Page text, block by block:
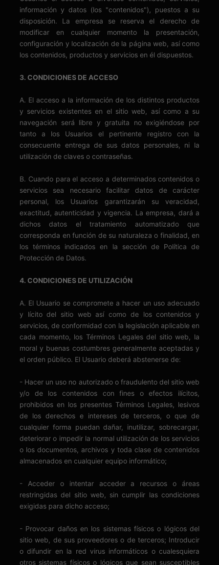
información y datos (los "contenidos"), puestos a su
disposición. La empresa se reserva el derecho de
modificar en cualquier momento la presentación,
configuración y localización de la página web, así como
los contenidos, productos y servicios en él dispuestos.
3. CONDICIONES DE ACCESO
A. El acceso a la información de los distintos productos
y servicios existentes en el sitio web, así como a su
navegación será libre y gratuita no exigiéndose por
tanto a los Usuarios el pertinente registro con la
consecuente entrega de sus datos personales, ni la
utilización de claves o contraseñas.
B. Cuando para el acceso a determinados contenidos o
servicios sea necesario facilitar datos de carácter
personal, los Usuarios garantizarán su veracidad,
exactitud, autenticidad y vigencia. La empresa, dará a
dichos datos el tratamiento automatizado que
corresponda en función de su naturaleza o finalidad, en
los términos indicados en la sección de Política de
Protección de Datos.
4. CONDICIONES DE UTILIZACIÓN
A. El Usuario se compromete a hacer un uso adecuado
y lícito del sitio web así como de los contenidos y
servicios, de conformidad con la legislación aplicable en
cada momento, los Términos Legales del sitio web, la
moral y buenas costumbres generalmente aceptadas y
el orden público. El Usuario deberá abstenerse de:
- Hacer un uso no autorizado o fraudulento del sitio web
y/o de los contenidos con fines o efectos ilícitos,
prohibidos en los presentes Términos Legales, lesivos
de los derechos e intereses de terceros, o que de
cualquier forma puedan dañar, inutilizar, sobrecargar,
deteriorar o impedir la normal utilización de los servicios
o los documentos, archivos y toda clase de contenidos
almacenados en cualquier equipo informático;
- Acceder o intentar acceder a recursos o áreas
restringidas del sitio web, sin cumplir las condiciones
exigidas para dicho acceso;
- Provocar daños en los sistemas físicos o lógicos del
sitio web, de sus proveedores o de terceros; Introducir
o difundir en la red virus informáticos o cualesquiera
otros sistemas físicos o lógicos que sean susceptibles